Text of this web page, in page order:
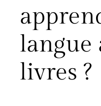
langue
livres ?